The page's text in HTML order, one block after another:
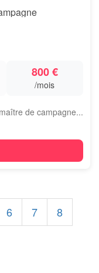
800 €
/mois
de campagne...
6 7
8